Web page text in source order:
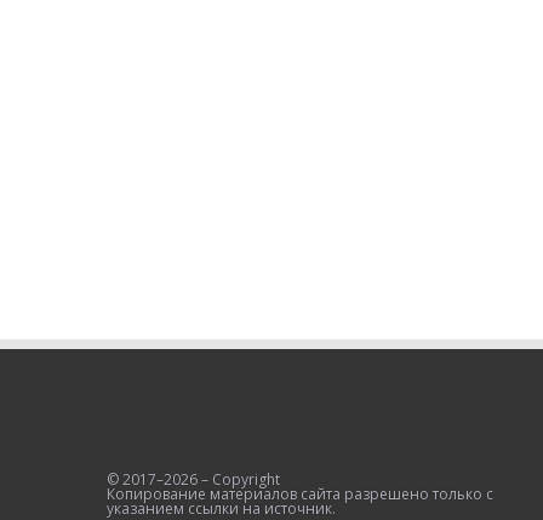
© 2017–2026 – Copyright
Копирование материалов сайта разрешено только с
указанием ссылки на источник.